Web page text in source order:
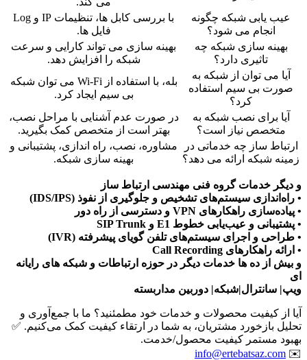
عیب یابی شبکه چگونه
انجام می شود؟
با بررسی کابل ها، تنظیمات IP و Log
فایل ها.
بهینه سازی شبکه چه
تاثیری دارد؟
بهینه سازی می تواند کارایی و سرعت
شبکه را افزایش دهد.
آیا می توان از شبکه به
صورت بی سیم استفاده
کرد؟
بله، با استفاده از Wi-Fi می توان شبکه
بی سیم ایجاد کرد.
آیا برای نصب شبکه به
متخصص نیاز است؟
در صورت عدم آشنایی با مراحل نصب،
بهتر است از متخصص کمک بگیرید.
ارتباط ساز چه خدماتی در
زمینه شبکه ارائه می دهد؟
مشاوره، نصب، راه اندازی، پشتیبانی و
بهینه سازی شبکه.
و دیگر خدمات گروه فنی مهندسی ارتباط ساز
• راه‌اندازی سیستم‌های تشخیص و جلوگیری از نفوذ (IDS/IPS)
• پیاده‌سازی راهکارهای VPN و دسترسی از راه دور
• پشتیبانی و عیب‌یابی خطوط E1 و SIP Trunk
• طراحی و اجرای سیستم‌های تلفن گویای پیشرفته (IVR)
• ارائه راهکارهای Call Recording
و بیش از ده ها خدمات دیگر در حوزه ارتباطات و شبکه های رایانه
ای
ویپ| سانترال|شبکه| دوربین مداربسته
آیا از کیفیت محصولات و خدمات خود مطمئنید؟ ما با جمع‌آوری و
تحلیل بازخورد مشتریان، به شما در ارتقاء کیفیت کمک می‌کنیم. ✅
بهبود مستمر کیفیت محصول/خدمت.
✉️
info@ertebatsaz.com